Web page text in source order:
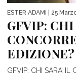
ESTER ADAMI | 25
GFVIP: CHI
EDIZIONE?
GFVIP: CHI SARA’ IL